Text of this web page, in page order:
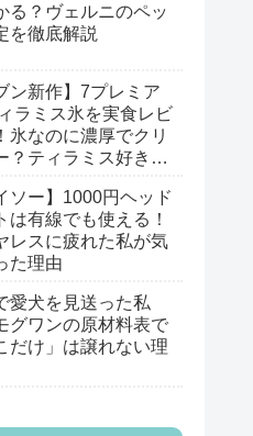
る？ヴェルニのペッ
を徹底解説
ン新作】7プレミア
ラミス氷を実食レビ
氷なのに濃厚でクリ
？ティラミス好きが
ソー】1000円ヘッド
は有線でも使える！
レスに疲れた私が気
た理由
愛犬を見送った私
グワンの原材料表で
だけ」は譲れない理